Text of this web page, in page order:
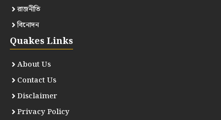
রাজনীতি
বিনোদন
Quakes Links
About Us
Contact Us
Disclaimer
Privacy Policy